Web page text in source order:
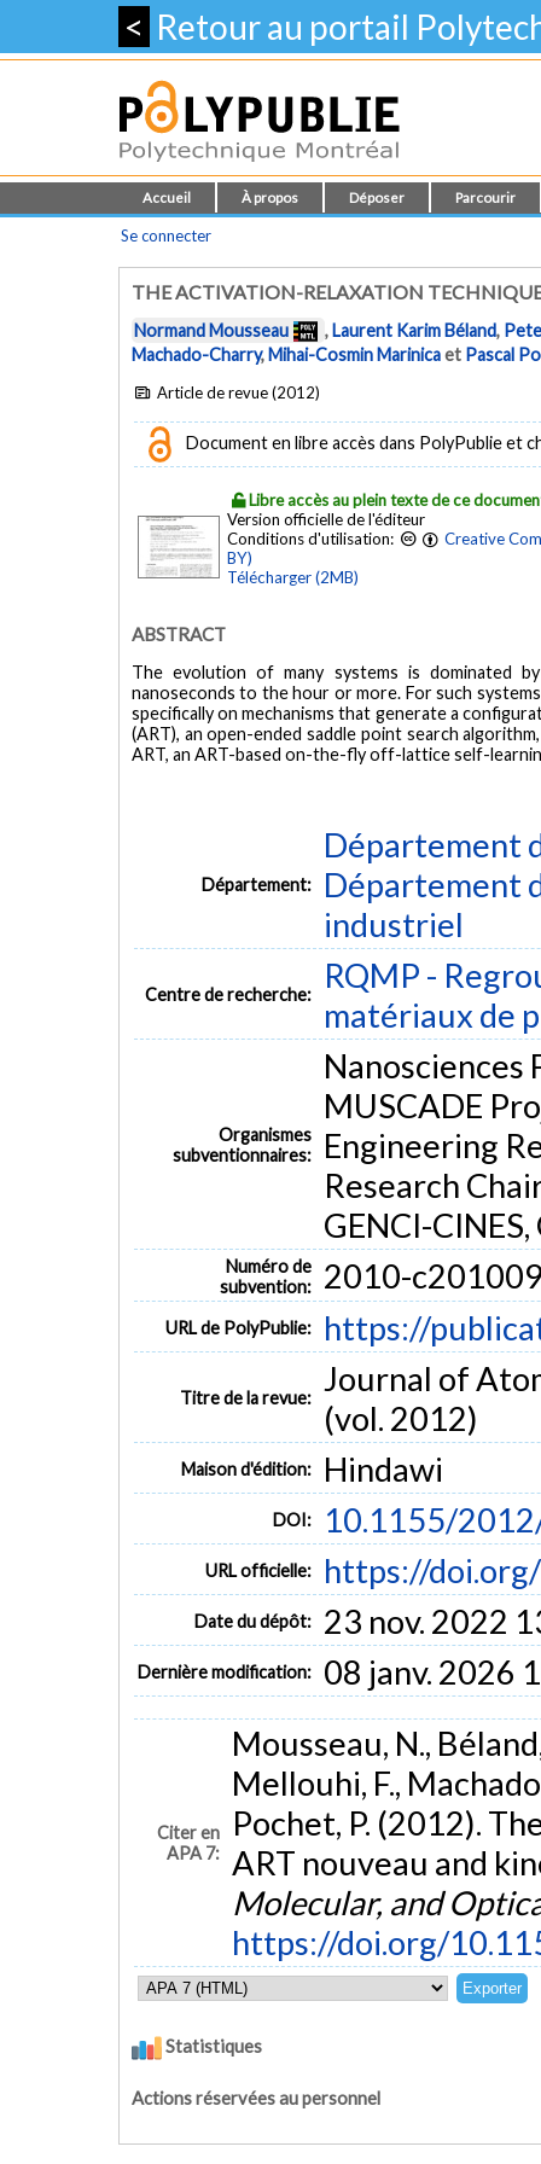
< Retour au portail
Accueil À propos Déposer Parcourir
Se connecter
THE ACTIVATION-RELAXATION
Normand Mousseau ,Laurent Karim Béland,
Machado-Charry,Mihai-Cosmin Marinicaet Pascal
Article de revue (2012)
Document en libre accès dans PolyPublie et
Libre accès au plein texte de ce
Version officielle de l'éditeur
Conditions d'utilisation:
Creative
BY)
Télécharger (2MB)
ABSTRACT
The evolution of many systems is dominated
nanoseconds to the hour or more. For such
specifically on mechanisms that generate a
(ART), an open-ended saddle point search
ART, an ART-based on-the-fly off-lattice self-
Département:
Département
Département
industriel
Centre de recherche:
RQMP -
matériaux de
Organismes
subventionnaires:
Nanosciences
MUSCADE
Engineering
Research
GENCI-
Numéro de
subvention:
2010-
URL de PolyPublie: https://
Titre de la revue: Journal of
(vol. 2012)
Maison d'édition: Hindawi
DOI: 10.1155/
URL officielle: https://
Date du dépôt: 23 nov. 2022
Dernière modification: 08 janv. 2026
Citer en
APA 7:
Mousseau, N.,
Mellouhi, F.,
Pochet, P. (2012).
ART nouveau and
Molecular, and
https://doi.org/
Statistiques
Actions réservées au personnel